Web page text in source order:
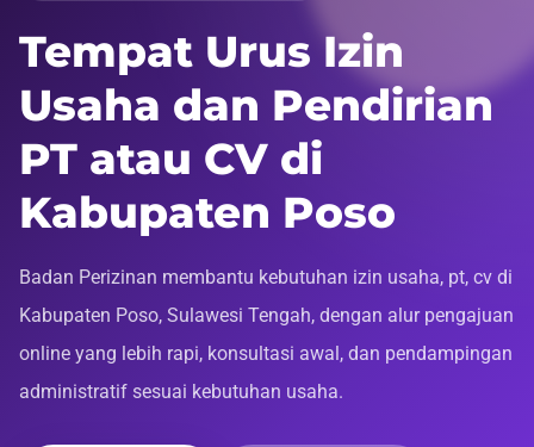
Tempat Urus Izin
Usaha dan Pendirian
PT atau CV di
Kabupaten Poso
Badan Perizinan membantu kebutuhan izin usaha, pt, cv di
Kabupaten Poso, Sulawesi Tengah, dengan alur pengajuan
online yang lebih rapi, konsultasi awal, dan pendampingan
administratif sesuai kebutuhan usaha.